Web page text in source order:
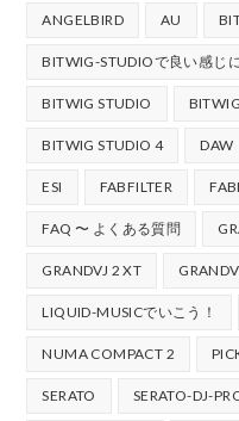
ANGELBIRD AU
BITWIG-STUDIOで良い感じ
BITWIG STUDIO
BITWIG STUDIO 4 DAW
ESI FABFILTER
FAQ 〜 よくある質問
GRANDVJ 2 XT
LIQUID-MUSICでいこう！
NUMA COMPACT 2
SERATO SERATO-DJ-